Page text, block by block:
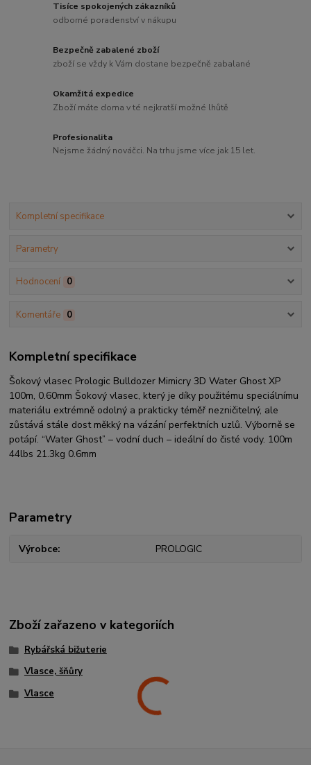
Tisíce spokojených zákazníků
odborné poradenství v nákupu
Bezpečně zabalené zboží
zboží se vždy k Vám dostane bezpečně zabalané
Okamžitá expedice
Zboží máte doma v té nejkratší možné lhůtě
Profesionalita
Nejsme žádný nováčci. Na trhu jsme více jak 15 let.
Kompletní specifikace
Parametry
Hodnocení 0
Komentáře 0
Kompletní specifikace
Šokový vlasec Prologic Bulldozer Mimicry 3D Water Ghost XP
100m, 0.60mm Šokový vlasec, který je díky použitému speciálnímu
materiálu extrémně odolný a prakticky téměř nezničitelný, ale
zůstává stále dost měkký na vázání perfektních uzlů. Výborně se
potápí. “Water Ghost” – vodní duch – ideální do čisté vody. 100m
44lbs 21.3kg 0.6mm
Parametry
Výrobce PROLOGIC
Zboží zařazeno v kategoriích
Rybářská bižuterie
Vlasce, šňůry
Vlasce